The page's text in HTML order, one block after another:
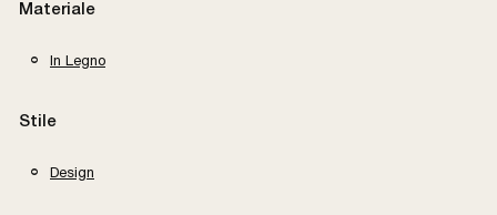
Materiale
In Legno
Stile
Design